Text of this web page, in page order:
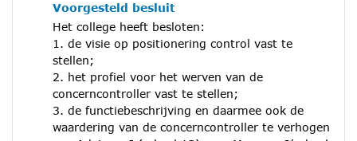
Voorgesteld besluit
Het college heeft besloten:
1. de visie op positionering control vast te
stellen;
2. het profiel voor het werven van de
concerncontroller vast te stellen;
3. de functiebeschrijving en daarmee ook de
waardering van de concerncontroller te verhogen